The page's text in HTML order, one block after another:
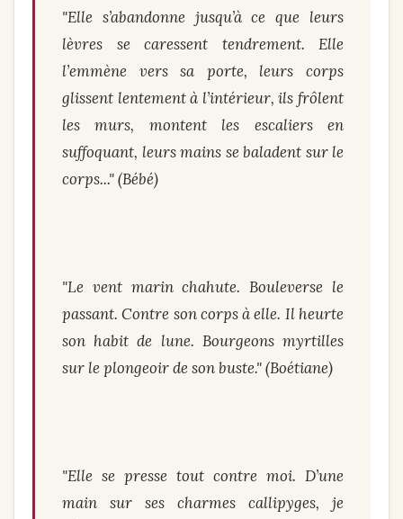
"Elle s’abandonne jusqu’à ce que leurs
lèvres se caressent tendrement. Elle
l’emmène vers sa porte, leurs corps
glissent lentement à l’intérieur, ils frôlent
les murs, montent les escaliers en
suffoquant, leurs mains se baladent sur le
corps..." (Bébé)
"Le vent marin chahute. Bouleverse le
passant. Contre son corps à elle. Il heurte
son habit de lune. Bourgeons myrtilles
sur le plongeoir de son buste." (Boétiane)
"Elle se presse tout contre moi. D’une
main sur ses charmes callipyges, je